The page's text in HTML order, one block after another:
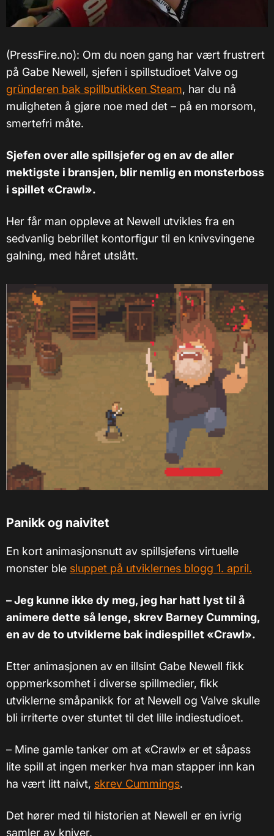
(PressFire.no): Om du noen gang har vært frustrert
på Gabe Newell, sjefen i spillstudioet Valve og
gründeren bak spillbutikken Steam, har du nå
muligheten å gjøre noe med det – på en morsom,
smertefri måte.
Sjefen over alle spillsjefer og en av de aller
mektigste i bransjen, blir nemlig en monsterboss
i spillet «Crawl».
Her får man oppleve at Newell utvikles fra en
sedvanlig bebrillet kontorfigur til en knivsvingene
galning, med håret utslått.
Panikk og naivitet
En kort animasjonsnutt av spillsjefens virtuelle
monster ble sluppet på utviklernes blogg 1. april.
–Jeg kunne ikke dy meg, jeg har hatt lyst til å
animere dette så lenge, skrev Barney Cumming,
en av de to utviklerne bak indiespillet «Crawl».
Etter animasjonen av en illsint Gabe Newell fikk
oppmerksomhet i diverse spillmedier, fikk
utviklerne småpanikk for at Newell og Valve skulle
bli irriterte over stuntet til det lille indiestudioet.
– Mine gamle tanker om at «Crawl» er et såpass
lite spill at ingen merker hva man stapper inn kan
ha vært litt naivt, skrev Cummings.
Det hører med til historien at Newell er en ivrig
samler av kniver.